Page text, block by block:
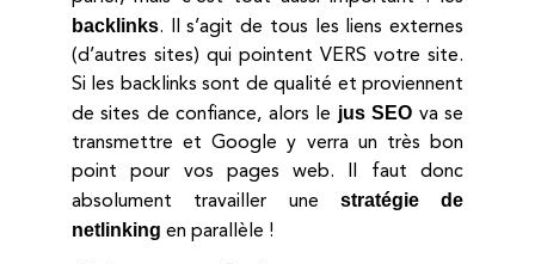
backlinks. Il s’agit de tous les liens externes
(d’autres sites) qui pointent VERS votre site.
Si les backlinks sont de qualité et proviennent
de sites de confiance, alors le jus SEO va se
transmettre et Google y verra un très bon
point pour vos pages web. Il faut donc
absolument travailler une stratégie de
netlinking en parallèle !